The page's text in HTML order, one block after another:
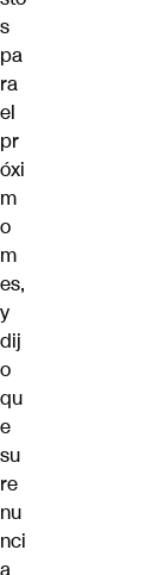
s
pa
ra
el
pr
óxi
m
o
m
es,
y
dij
o
qu
e
su
re
nu
nci
a